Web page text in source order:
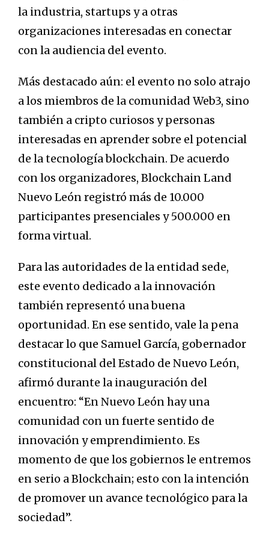
la industria, startups y a otras
organizaciones interesadas en conectar
con la audiencia del evento.
Más destacado aún: el evento no solo atrajo
a los miembros de la comunidad Web3, sino
también a cripto curiosos y personas
interesadas en aprender sobre el potencial
de la tecnología blockchain. De acuerdo
con los organizadores, Blockchain Land
Nuevo León registró más de 10.000
participantes presenciales y 500.000 en
forma virtual.
Para las autoridades de la entidad sede,
este evento dedicado a la innovación
también representó una buena
oportunidad. En ese sentido, vale la pena
destacar lo que Samuel García, gobernador
constitucional del Estado de Nuevo León,
afirmó durante la inauguración del
encuentro: “En Nuevo León hay una
comunidad con un fuerte sentido de
innovación y emprendimiento. Es
momento de que los gobiernos le entremos
en serio a Blockchain; esto con la intención
de promover un avance tecnológico para la
sociedad”.